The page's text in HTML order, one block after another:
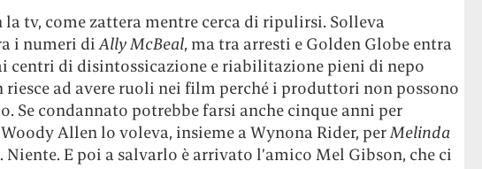
la tv, come zattera mentre cerca di ripulirsi. Solleva
i numeri diAlly McBeal, ma tra arresti e Golden Globe entra
centri di disintossicazione e riabilitazione pieni di nepo
riesce ad avere ruoli nei film perché i produttori non possono
Se condannato potrebbe farsi anche cinque anni per
Woody Allen lo voleva, insieme a Wynona Rider, perMelinda
. Niente. E poi a salvarlo è arrivato l’amico Mel Gibson, che ci